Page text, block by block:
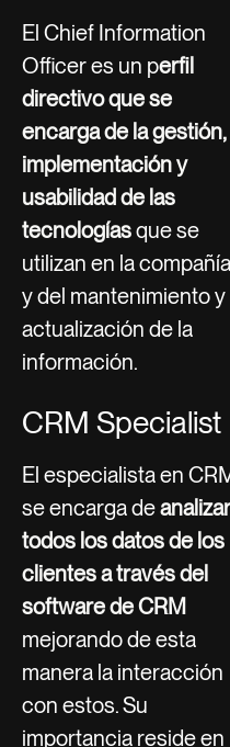
El Chief Information
Officer es un perfil
directivo que se
encarga de la gestión,
implementación y
usabilidad de las
tecnologíasque se
utilizan en la compañía
y del mantenimiento y
actualización de la
información.
CRM Specialist
El especialista en
se encarga deanalizar
todos los datos de los
clientes a través del
software de CRM
mejorando de esta
manera la interacción
con estos. Su
importancia reside en